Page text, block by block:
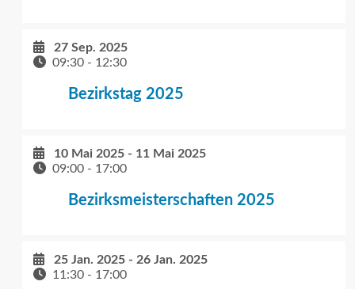
27 Sep. 2025
09:30 - 12:30
Bezirkstag 2025
10 Mai 2025 - 11 Mai 2025
09:00 - 17:00
Bezirksmeisterschaften 2025
25 Jan. 2025 - 26 Jan. 2025
11:30 - 17:00